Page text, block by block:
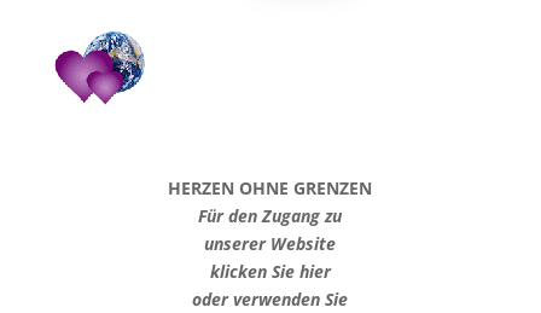
HERZEN OHNE GRENZEN
Für den Zugang zu
unserer Website
klicken Sie hier
oder verwenden Sie